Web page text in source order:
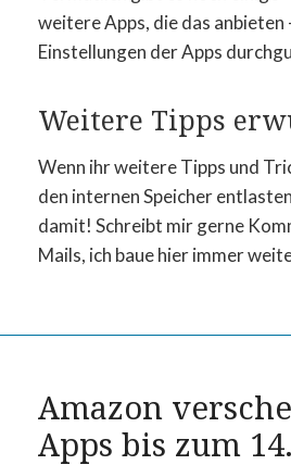
weitere Apps, die das anbieten
Einstellungen der Apps
Weitere Tipps
Wenn ihr weitere Tipps und
den internen Speicher
damit! Schreibt mir gerne
Mails, ich baue hier immer
Amazon
Apps bis zum